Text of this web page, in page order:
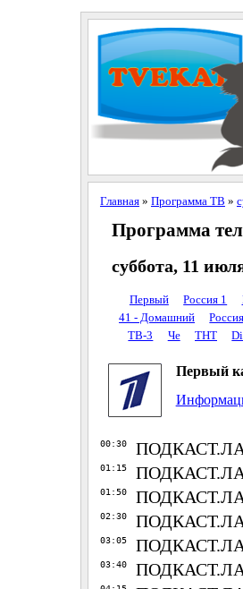
Главная» Программа ТВ »
Программа
суббота, 11
Первый Россия 1
41 - Домашний
ТВ-3
Че ТНТ
Первый
00:30
01:15
01:50
02:30
03:05
03:40